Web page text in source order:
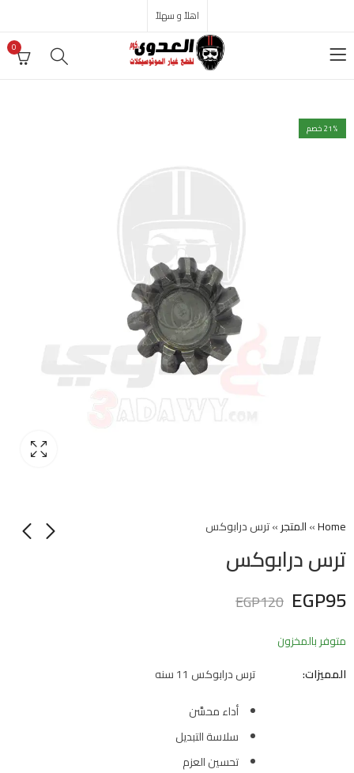
اهلاً و سهلاً
0
21% خصم
Home
»المتجر»ترس درابوكس
ترس درابوكس
EGP95
EGP120
متوفر بالمخزون
المميزات:
ترس درابوكس 11 سنه
أداء محسَّن
سلاسة التبديل
تحسين العزم